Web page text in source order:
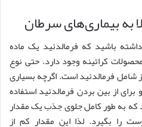
به بیماری‌های سرطان
باشید که فرمالدئید یک ماده
کراتینه وجود دارد. حتی نوع
شامل فرمالدئید است. اگرچه بسیاری
از بین بردن فرمالدئید استفاده
که به طور کامل جلوی جذب یک مقدار
را بگیرد. لذا این مقدار کم از